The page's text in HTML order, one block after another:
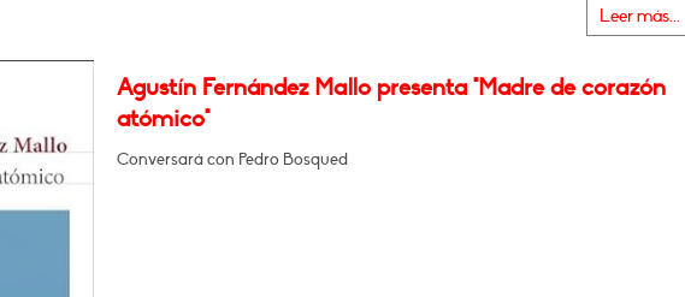
Leer más...
Agustín Fernández Mallo presenta "Madre de corazón
atómico"
Conversará con Pedro Bosqued